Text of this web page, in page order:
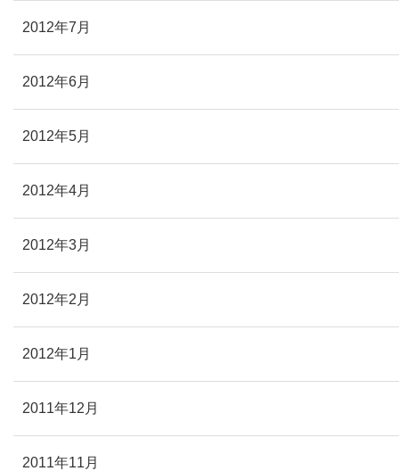
2012年7月
2012年6月
2012年5月
2012年4月
2012年3月
2012年2月
2012年1月
2011年12月
2011年11月